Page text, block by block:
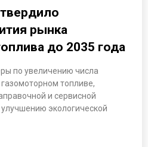
рынка
до 2035 года
по увеличению числа
топливе,
и сервисной
экологической